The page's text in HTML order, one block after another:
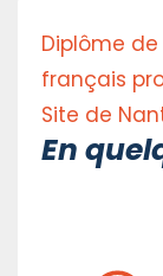
Diplôme
français
Site de
En